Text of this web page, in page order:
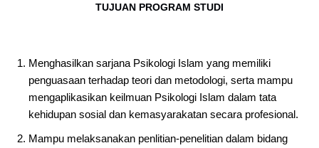
TUJUAN PROGRAM STUDI
Menghasilkan sarjana Psikologi Islam yang memiliki
penguasaan terhadap teori dan metodologi, serta mampu
mengaplikasikan keilmuan Psikologi Islam dalam tata
kehidupan sosial dan kemasyarakatan secara profesional.
Mampu melaksanakan penlitian-penelitian dalam bidang